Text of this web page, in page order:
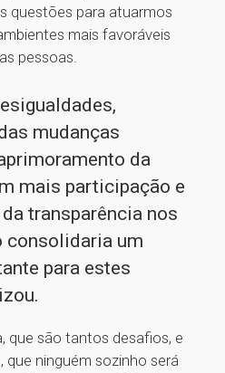
questões para atuarmos
mais favoráveis
pessoas.
mudanças
da
mais participação e
transparência nos
consolidaria um
para estes
que são tantos desafios, e
que ninguém sozinho será